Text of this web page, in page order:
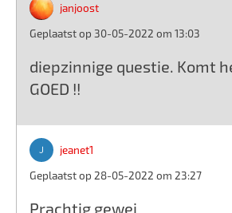
janjoost
Geplaatst op 30-05-2022 om 13:03
diepzinnige questie. Komt
GOED !!
jeanet1
Geplaatst op 28-05-2022 om 23:27
Prachtig gewei